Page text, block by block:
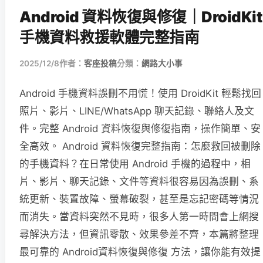
Android 資料恢復與修復｜DroidKit
手機資料救援軟體完整指南
2025/12/8作者： 客座投稿分類： 網路大小事
Android 手機資料誤刪不用慌！使用 DroidKit 輕鬆找回
照片、影片、LINE/WhatsApp 聊天記錄、聯絡人及文
件。完整 Android 資料恢復與修復指南，操作簡單、安
全高效。 Android 資料恢復完整指南：怎麼救回被刪除
的手機資料？在日常使用 Android 手機的過程中，相
片、影片、聊天記錄、文件等資料很容易因為誤刪、系
統更新、裝置故障、螢幕破裂，甚至是忘記密碼等情況
而消失。當資料突然不見時，很多人第一時間會上網搜
尋解決方法，但資訊零散、效果參差不齊，本篇將整理
最可靠的 Android資料恢復與修復 方法，讓你能有效提